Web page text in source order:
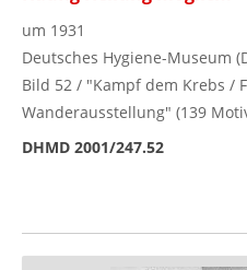
um 1931
Deutsches Hygiene-Museum
Bild 52 / "Kampf dem Krebs /
Wanderausstellung" (139
DHMD 2001/247.52